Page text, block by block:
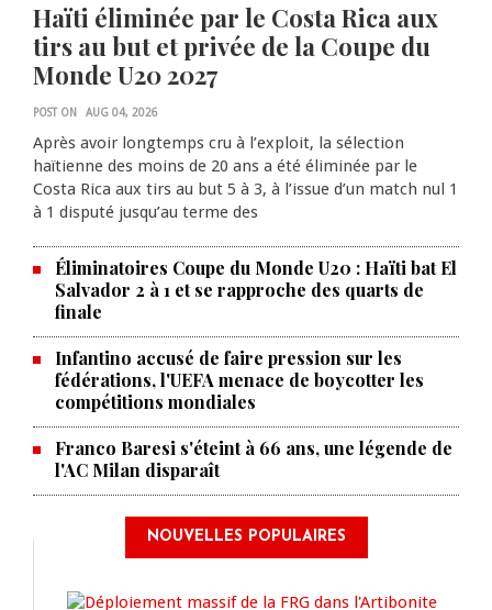
Haïti éliminée par le Costa Rica aux
tirs au but et privée de la Coupe du
Monde U20 2027
POST ON AUG 04, 2026
Après avoir longtemps cru à l’exploit, la sélection
haïtienne des moins de 20 ans a été éliminée par le
Costa Rica aux tirs au but 5 à 3, à l’issue d’un match nul 1
à 1 disputé jusqu’au terme des
Éliminatoires Coupe du Monde U20 : Haïti bat El
Salvador 2 à 1 et se rapproche des quarts de
finale
Infantino accusé de faire pression sur les
fédérations, l'UEFA menace de boycotter les
compétitions mondiales
Franco Baresi s'éteint à 66 ans, une légende de
l'AC Milan disparaît
NOUVELLES POPULAIRES